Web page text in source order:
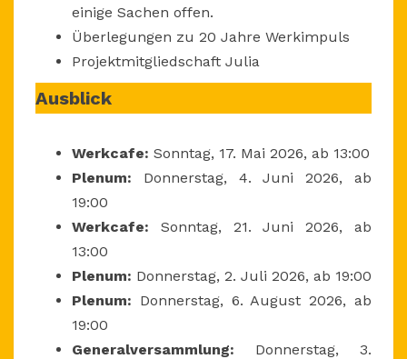
einige Sachen offen.
Überlegungen zu 20 Jahre Werkimpuls
Projektmitgliedschaft Julia
Ausblick
Werkcafe: Sonntag, 17. Mai 2026, ab 13:00
Plenum: Donnerstag, 4. Juni 2026, ab
19:00
Werkcafe: Sonntag, 21. Juni 2026, ab
13:00
Plenum: Donnerstag, 2. Juli 2026, ab 19:00
Plenum: Donnerstag, 6. August 2026, ab
19:00
Generalversammlung: Donnerstag, 3.